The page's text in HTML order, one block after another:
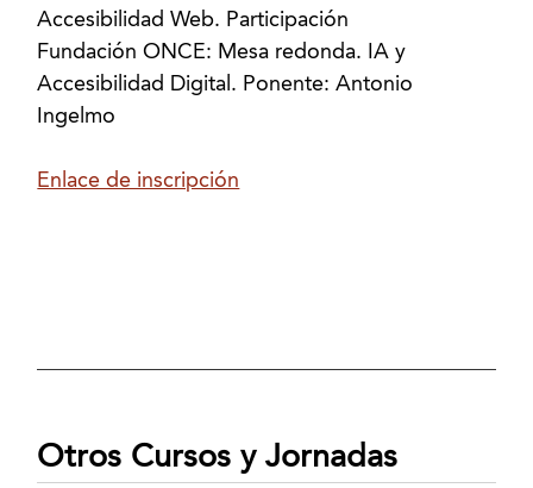
Accesibilidad Web. Participación
Fundación ONCE: Mesa redonda. IA y
Accesibilidad Digital. Ponente: Antonio
Ingelmo
Enlace de inscripción
Otros Cursos y Jornadas